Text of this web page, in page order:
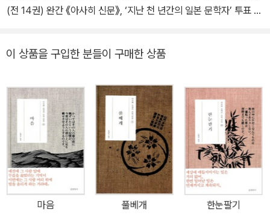
(전 14권) 완간 《아사히 신문》, ‘지난 천 년간의 일본 문학자’ 투표 1
울한 청춘의 시대, 옆에서 늘 속삭이듯 말을 걸어준 것은 나쓰메 소세
요로운 사회에서 왜 이렇게 다들 고독한가. 부모자식, 부부, 친척, 친
구, 연인, 사제……인간관계 안에 숨어 있는 에고이즘과 고독, 그리고
실낱같은 희망을 그려낸 나쓰메 소세키는 일본뿐 아니라 한국에서 봐
도 선구적인 작가임이 틀림없다. _ 강상중(도쿄대 명예교수) 나쓰메
소세키 장편소설 전집, 국내 최초 완역 출간 “2016년 나쓰메 소세키
사후 100주년을 앞두고 한국에서는 처음으로 나쓰메 소세키 장편소
설 전집을 차례로 펴냅니다. 단단한 번역, 꼼꼼한 편집과 디자인으로
새롭게 읽는 나쓰메 소세키 소설은 깊숙한 재미와 진진한 삶의 관찰
이 상품을 구입한 분들이 구매한 상품
마음 풀베개 한눈팔기